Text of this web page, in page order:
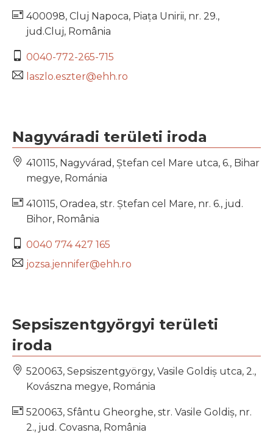
400098, Cluj Napoca, Piața Unirii, nr. 29.,
jud.Cluj, România
0040-772-265-715
laszlo.eszter@ehh.ro
Nagyváradi területi iroda
410115, Nagyvárad, Ștefan cel Mare utca, 6., Bihar
megye, Románia
410115, Oradea, str. Ștefan cel Mare, nr. 6., jud.
Bihor, România
0040 774 427 165
jozsa.jennifer@ehh.ro
Sepsiszentgyörgyi területi
iroda
520063, Sepsiszentgyörgy, Vasile Goldiș utca, 2.,
Kovászna megye, Románia
520063, Sfântu Gheorghe, str. Vasile Goldiș, nr.
2., jud. Covasna, România